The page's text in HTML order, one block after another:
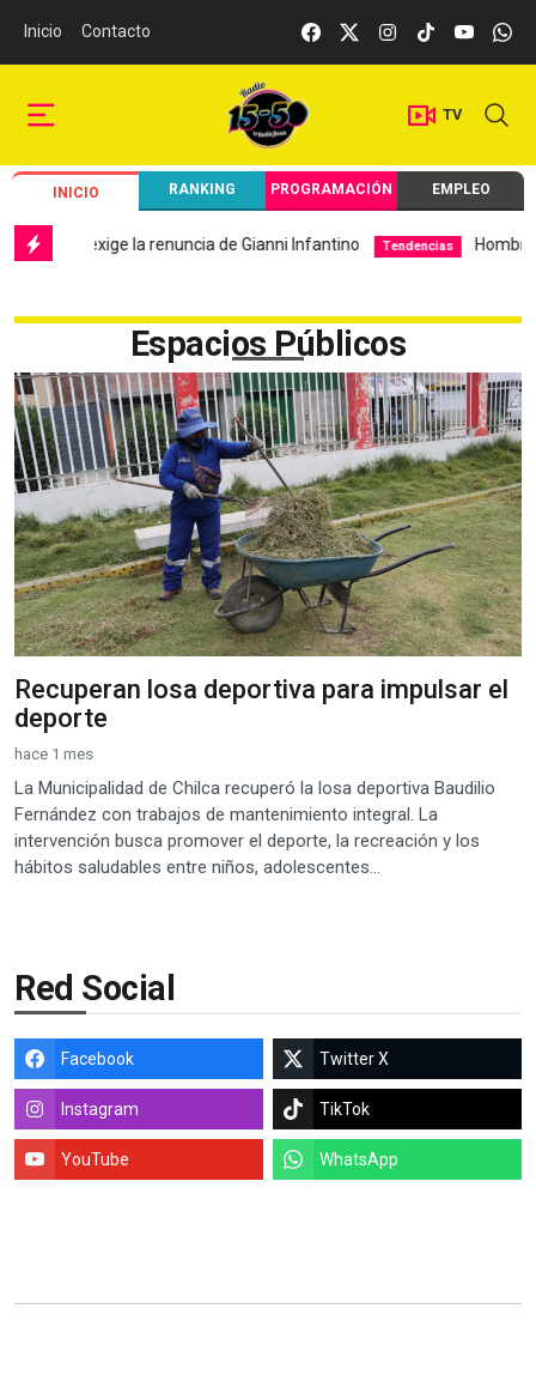
Inicio Contacto
TV
INICIO RANKING PROGRAMACIÓN EMPLEO
Figo exige la renuncia de Gianni Infantino Tendencias Hombre
Espacios Públicos
Recuperan losa deportiva para impulsar el
deporte
hace 1 mes
La Municipalidad de Chilca recuperó la losa deportiva Baudilio
Fernández con trabajos de mantenimiento integral. La
intervención busca promover el deporte, la recreación y los
hábitos saludables entre niños, adolescentes...
Red Social
Facebook Twitter X
Instagram TikTok
YouTube WhatsApp